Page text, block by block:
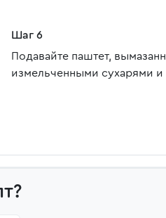
Шаг 6
Подавайте паштет,
измельченными сухарями